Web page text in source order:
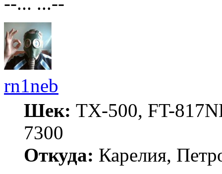
rn1neb
Шек: TX-500, FT-
7300
Откуда: Карелия,